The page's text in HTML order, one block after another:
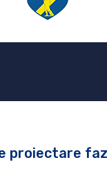
proiectare